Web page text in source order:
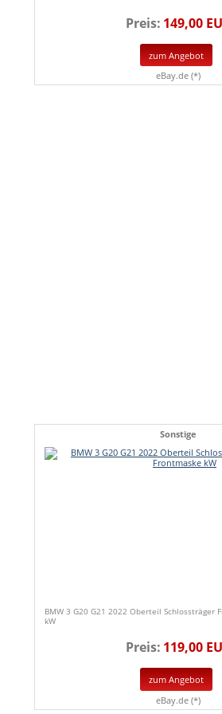
Preis: 149,00
zum Angebot
eBay.de (*)
Sonstige
BMW 3 G20 G21 2022 Oberteil Schlossträger
kW
Preis: 119,00
zum Angebot
eBay.de (*)